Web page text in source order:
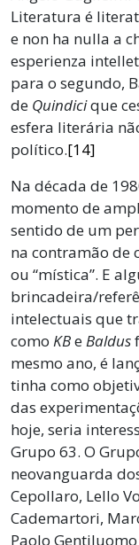
Literatura é
e non ha nulla a
esperienza
para o segundo,
de Quindicique
esfera literária
político.[14]
Na década de
momento de
sentido de um
na contramão de
ou “mística”. E
brincadeira/
intelectuais que
como KBeBaldus
mesmo ano, é
tinha como
das
hoje, seria
Grupo 63. O
neovanguarda
Cepollaro, Lello
Cademartori,
Paolo